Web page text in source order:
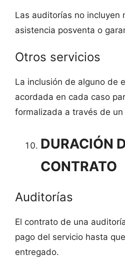
Las auditorías no incluyen
asistencia posventa o
Otros servicios
La inclusión de alguno de
acordada en cada caso
formalizada a través de
DURACIÓN
CONTRATO
Auditorías
El contrato de una
pago del servicio hasta
entregado.